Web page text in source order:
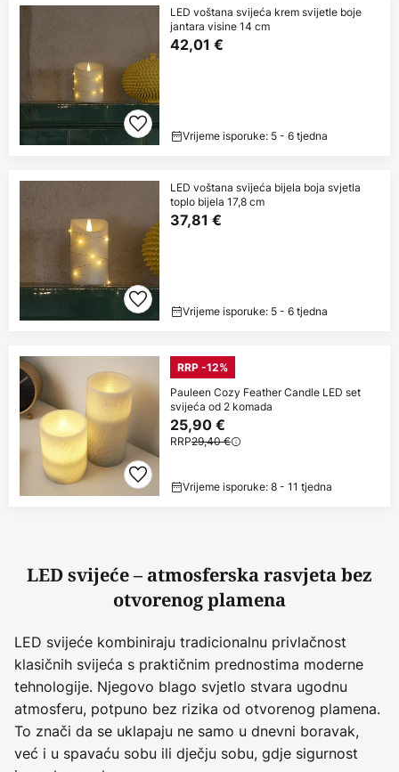
LED voštana svijeća krem svijetle boje
jantara visine 14 cm
42,01 €
Vrijeme isporuke: 5 - 6 tjedna
LED voštana svijeća bijela boja svjetla
toplo bijela 17,8 cm
37,81 €
Vrijeme isporuke: 5 - 6 tjedna
RRP -12%
Pauleen Cozy Feather Candle LED set
svijeća od 2 komada
25,90 €
RRP29,40 €
Vrijeme isporuke: 8 - 11 tjedna
LED svijeće – atmosferska rasvjeta bez
otvorenog plamena
LED svijeće kombiniraju tradicionalnu privlačnost
klasičnih svijeća s praktičnim prednostima moderne
tehnologije. Njegovo blago svjetlo stvara ugodnu
atmosferu, potpuno bez rizika od otvorenog plamena.
To znači da se uklapaju ne samo u dnevni boravak,
već i u spavaću sobu ili dječju sobu, gdje sigurnost